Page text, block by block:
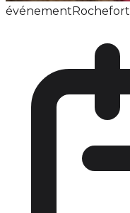
événementRochefort